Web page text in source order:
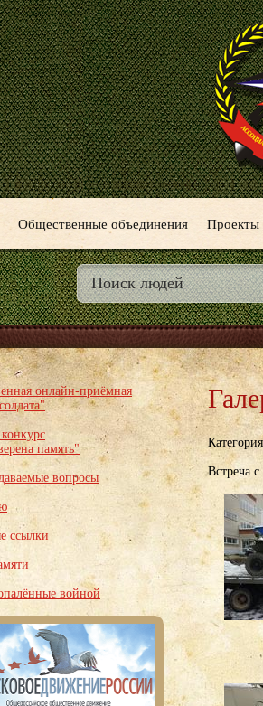
Общественные объединения Проекты
онлайн-приёмная
память"
вопросы
ссылки
войной
Встреча